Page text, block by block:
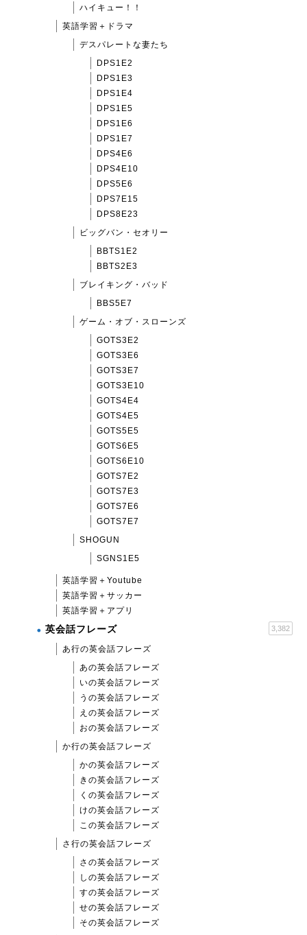
ハイキュー！！
英語学習＋ドラマ
デスパレートな妻たち
DPS1E2
DPS1E3
DPS1E4
DPS1E5
DPS1E6
DPS1E7
DPS4E6
DPS4E10
DPS5E6
DPS7E15
DPS8E23
ビッグバン・セオリー
BBTS1E2
BBTS2E3
ブレイキング・バッド
BBS5E7
ゲーム・オブ・スローンズ
GOTS3E2
GOTS3E6
GOTS3E7
GOTS3E10
GOTS4E4
GOTS4E5
GOTS5E5
GOTS6E5
GOTS6E10
GOTS7E2
GOTS7E3
GOTS7E6
GOTS7E7
SHOGUN
SGNS1E5
英語学習＋Youtube
英語学習＋サッカー
英語学習＋アプリ
英会話フレーズ 3,382
あ行の英会話フレーズ
あの英会話フレーズ
いの英会話フレーズ
うの英会話フレーズ
えの英会話フレーズ
おの英会話フレーズ
か行の英会話フレーズ
かの英会話フレーズ
きの英会話フレーズ
くの英会話フレーズ
けの英会話フレーズ
この英会話フレーズ
さ行の英会話フレーズ
さの英会話フレーズ
しの英会話フレーズ
すの英会話フレーズ
せの英会話フレーズ
その英会話フレーズ